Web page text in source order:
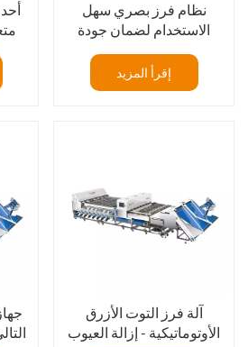
نظام فرز بصري سهل
الاستخدام لضمان جودة
إقرأ المزيد
آلة فرز التوت الأزرق
الأوتوماتيكية - إزالة العيوب